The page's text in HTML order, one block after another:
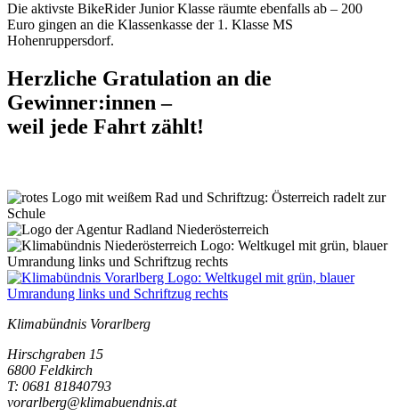
Die aktivste BikeRider Junior Klasse räumte ebenfalls ab – 200
Euro gingen an die Klassenkasse der 1. Klasse MS
Hohenruppersdorf.
Herzliche Gratulation an die
Gewinner:innen –
weil jede Fahrt zählt!
Klimabündnis Vorarlberg
Hirschgraben 15
6800 Feldkirch
T: 0681 81840793
vorarlberg@klimabuendnis.at